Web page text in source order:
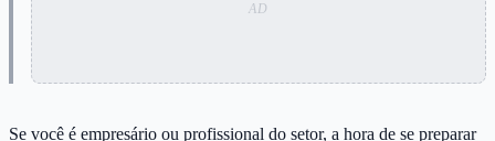
Se você é empresário ou profissional do setor, a hora de se preparar